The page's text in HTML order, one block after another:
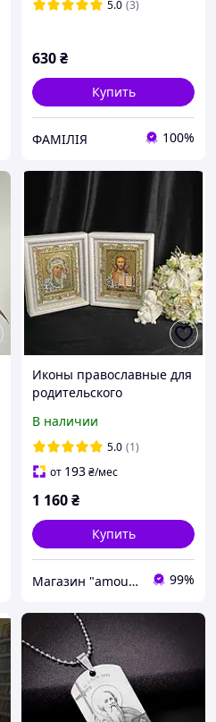
5.0 (3)
630₴
Купить
ФАМІЛІЯ 100%
Иконы православные для
родительского
см Православные иконы
Пресвятой Богородицы и
Господа Вседержителя
В наличии
5.0 (1)
от 193₴/мес
1 160₴
Купить
Магазин "amourshop.net" (Амуршоп) 99%